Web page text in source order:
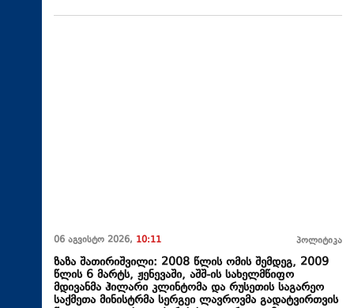
06 აგვისტო 2026, 10:11 პოლიტიკა
ზაზა შათირიშვილი: 2008 წლის ომის შემდეგ, 2009
წლის 6 მარტს, ჟენევაში, აშშ-ის სახელმწიფო
მდივანმა ჰილარი კლინტომა და რუსეთის საგარეო
საქმეთა მინისტრმა სერგეი ლავროვმა გადატვირთვის